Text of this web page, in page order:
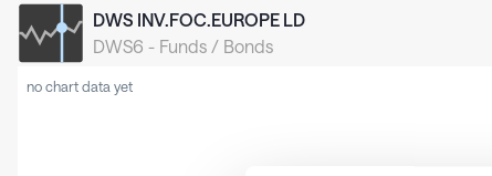
DWS INV.FOC.EUROPE LD
DWS6 - Funds / Bonds
no chart data yet